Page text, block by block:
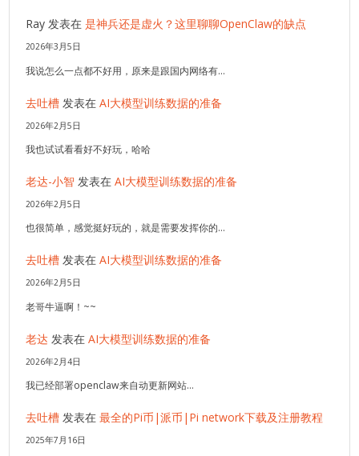
Ray 发表在是神兵还是虚火？这里聊聊OpenClaw的缺点
2026年3月5日
我说怎么一点都不好用，原来是跟国内网络有…
去吐槽 发表在AI大模型训练数据的准备
2026年2月5日
我也试试看看好不好玩，哈哈
老达-小智 发表在AI大模型训练数据的准备
2026年2月5日
也很简单，感觉挺好玩的，就是需要发挥你的…
去吐槽 发表在AI大模型训练数据的准备
2026年2月5日
老哥牛逼啊！~~
老达 发表在AI大模型训练数据的准备
2026年2月4日
我已经部署openclaw来自动更新网站…
去吐槽 发表在最全的Pi币|派币|Pi network下载及注册教程
2025年7月16日